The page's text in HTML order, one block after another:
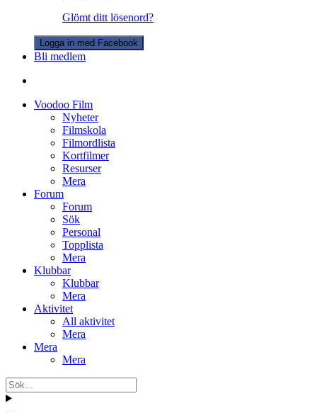
Glömt ditt lösenord?
Logga in med Facebook
Bli medlem
Voodoo Film
Nyheter
Filmskola
Filmordlista
Kortfilmer
Resurser
Mera
Forum
Forum
Sök
Personal
Topplista
Mera
Klubbar
Klubbar
Mera
Aktivitet
All aktivitet
Mera
Mera
Mera